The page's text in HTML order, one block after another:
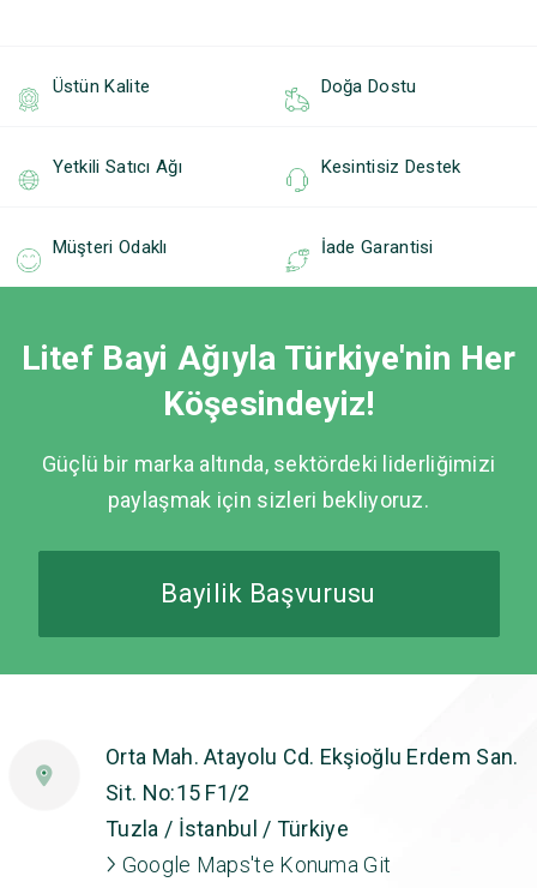
Üstün Kalite Doğa Dostu
Yetkili Satıcı Ağı Kesintisiz Destek
Müşteri Odaklı İade Garantisi
Litef Bayi Ağıyla Türkiye'nin Her
Köşesindeyiz!
Güçlü bir marka altında, sektördeki liderliğimizi
paylaşmak için sizleri bekliyoruz.
Bayilik Başvurusu
Orta Mah. Atayolu Cd. Ekşioğlu Erdem San.
Sit. No:15 F1/2
Tuzla / İstanbul / Türkiye
Google Maps'te Konuma Git